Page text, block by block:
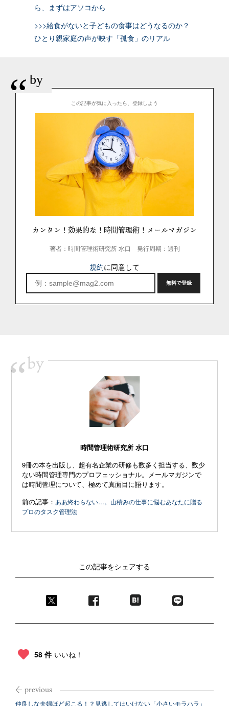
ら、まずはアソコから
>>>給食がないと子どもの食事はどうなるのか？
ひとり親家庭の声が映す「孤食」のリアル
“ by
この記事が気に入ったら、登録しよう
カンタン！効果的な！時間管理術！メールマガジン
著者：時間管理術研究所 水口 発行周期：週刊
規約に同意して
“by
時間管理術研究所 水口
9冊の本を出版し、超有名企業の研修も数多く担当する、数少
ない時間管理専門のプロフェッショナル。メールマガジンで
は時間管理について、極めて真面目に語ります。
前の記事：ああ終わらない…。山積みの仕事に悩むあなたに贈る
プロのタスク管理法
この記事をシェアする
58 件 いいね！
仲良しな夫婦ほど起こる！？見逃してはいけない「小さいモラハラ」